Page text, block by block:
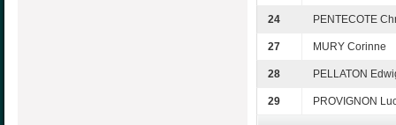
24 PENTECOTE
27 MURY Corinne
28 PELLATON
29 PROVIGNON